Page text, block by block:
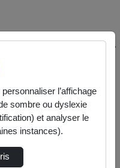
Paris
de l'université
l’affichage
sombre ou dyslexie
et analyser le
instances).